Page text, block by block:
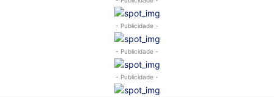
- Publicidade -
- Publicidade -
- Publicidade -